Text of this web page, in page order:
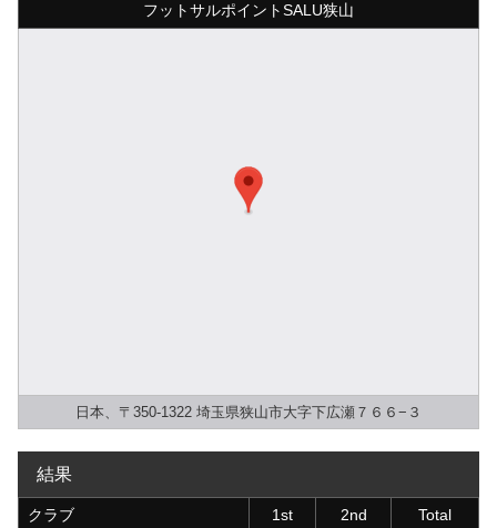
フットサルポイントSALU狭山
日本、〒350-1322 埼玉県狭山市大字下広瀬７６６−３
結果
クラブ 1st 2nd Total